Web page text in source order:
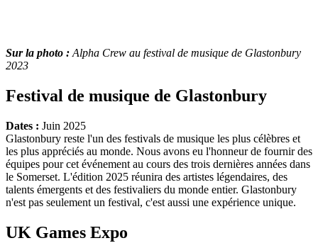
Sur la photo : Alpha Crew au festival de musique de Glastonbury
2023
Festival de musique de Glastonbury
Dates : Juin 2025
Glastonbury reste l'un des festivals de musique les plus célèbres et
les plus appréciés au monde. Nous avons eu l'honneur de fournir des
équipes pour cet événement au cours des trois dernières années dans
le Somerset. L'édition 2025 réunira des artistes légendaires, des
talents émergents et des festivaliers du monde entier. Glastonbury
n'est pas seulement un festival, c'est aussi une expérience unique.
UK Games Expo